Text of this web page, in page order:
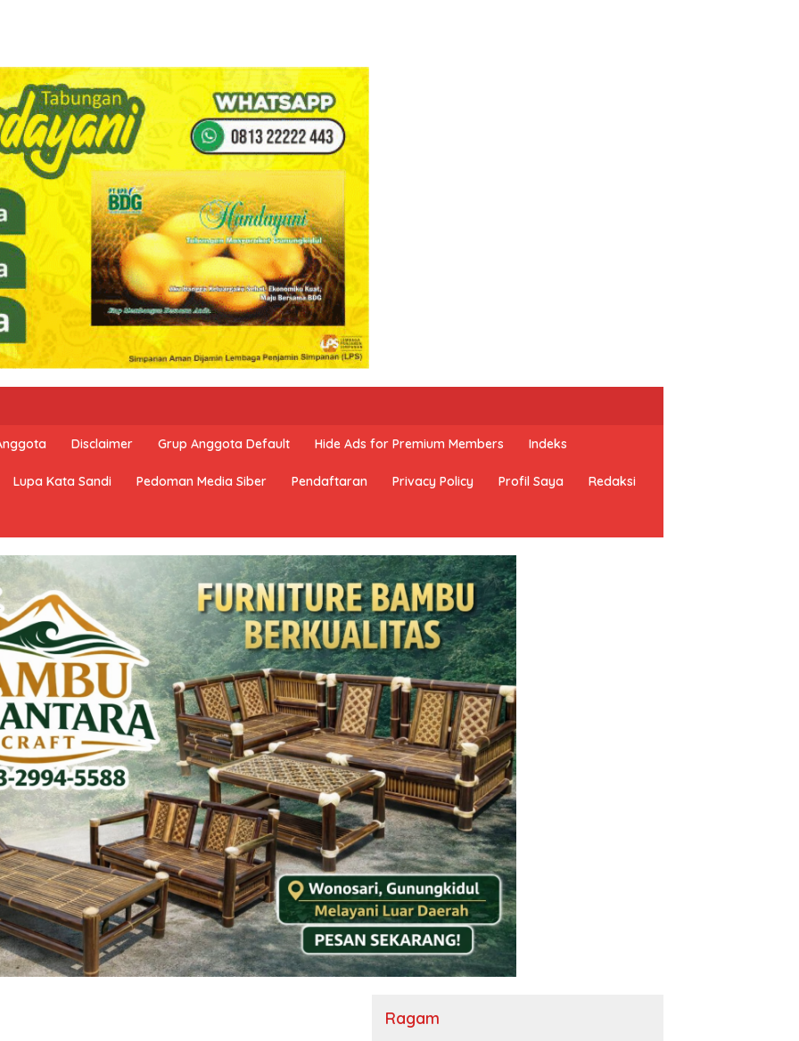
Disclaimer Grup Anggota Default Hide Ads for Premium Members Indeks
Lupa Kata Sandi Pedoman Media Siber Pendaftaran Privacy Policy Profil Saya Redaksi
Ragam